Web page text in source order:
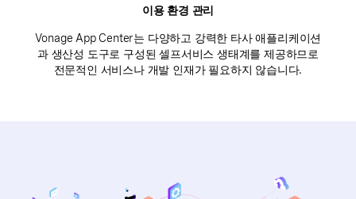
이용 환경 관리
Vonage App Center는 다양하고 강력한 타사 애플리케이션
과 생산성 도구로 구성된 셀프서비스 생태계를 제공하므로
전문적인 서비스나 개발 인재가 필요하지 않습니다.